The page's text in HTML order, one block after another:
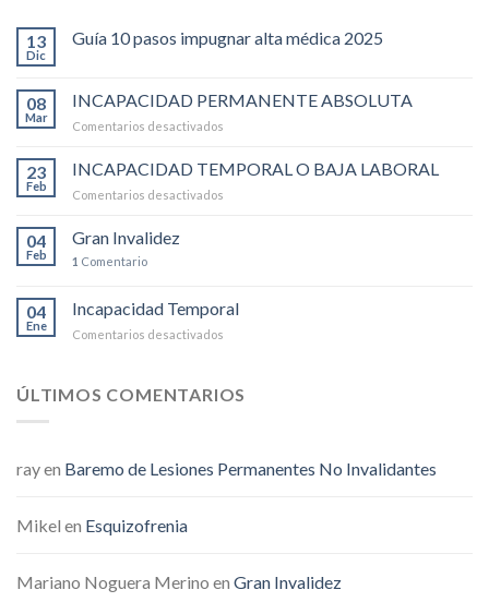
13
Dic
Guía 10 pasos impugnar alta médica 2025
08
Mar
INCAPACIDAD PERMANENTE ABSOLUTA
Comentarios desactivados
PERMANENTE
23
Feb
INCAPACIDAD TEMPORAL O BAJA LABORAL
Comentarios desactivados
04
Feb
Gran Invalidez
1 Comentario
04
Ene
Incapacidad Temporal
Comentarios desactivados
ÚLTIMOS COMENTARIOS
rayen Baremo de Lesiones Permanentes No Invalidantes
Mikel en Esquizofrenia
Mariano Noguera Merino en Gran Invalidez